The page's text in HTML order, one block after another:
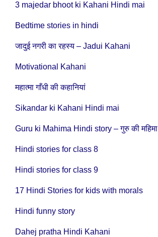
3 majedar bhoot ki Kahani Hindi mai
Bedtime stories in hindi
जादुई नगरी का रहस्य – Jadui Kahani
Motivational Kahani
महात्मा गाँधी की कहानियां
Sikandar ki Kahani Hindi mai
Guru ki Mahima Hindi story – गुरु की महिमा
Hindi stories for class 8
Hindi stories for class 9
17 Hindi Stories for kids with morals
Hindi funny story
Dahej pratha Hindi Kahani